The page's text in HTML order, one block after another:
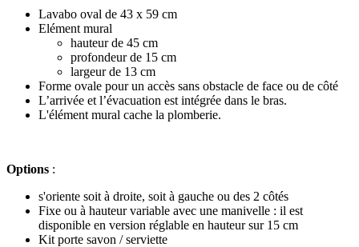
Lavabo oval de 43 x 59 cm
Elément mural
hauteur de 45 cm
profondeur de 15 cm
largeur de 13 cm
Forme ovale pour un accès sans obstacle de face ou de côté
L’arrivée et l’évacuation est intégrée dans le bras.
L'élément mural cache la plomberie.
Options :
s'oriente soit à droite, soit à gauche ou des 2 côtés
Fixe ou à hauteur variable avec une manivelle : il est
disponible en version réglable en hauteur sur 15 cm
Kit porte savon / serviette